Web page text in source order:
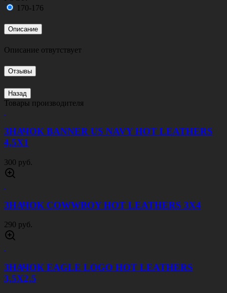
170-176
Описание
Описание отвутствует
Отзывы
Назад
Товары производителя
ЗНАЧОК BANNER US NAVY HOT LEATHERS
4,5Х1
300 руб.
ЗНАЧОК COWWBOY HOT LEATHERS 3Х4
290 руб.
ЗНАЧОК EAGLE LOGO HOT LEATHERS
3,5Х2,5